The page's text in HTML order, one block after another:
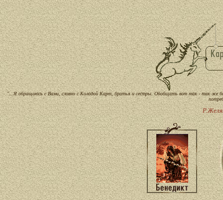
"...Я обращаюсь с Вами, словно с Колодой Карт, братья и сестры. Обобщать вот так - так же